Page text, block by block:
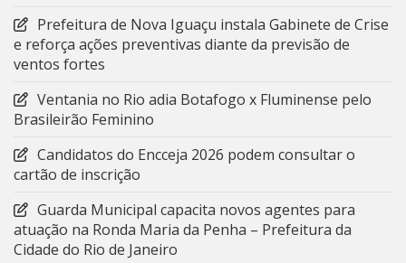
Prefeitura de Nova Iguaçu instala Gabinete de Crise
e reforça ações preventivas diante da previsão de
ventos fortes
Ventania no Rio adia Botafogo x Fluminense pelo
Brasileirão Feminino
Candidatos do Encceja 2026 podem consultar o
cartão de inscrição
Guarda Municipal capacita novos agentes para
atuação na Ronda Maria da Penha – Prefeitura da
Cidade do Rio de Janeiro